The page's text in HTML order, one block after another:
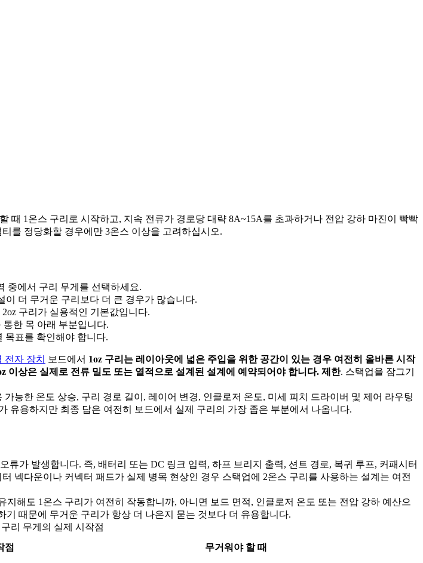
때 1온스 구리로 시작하고, 지속 전류가 경로당 대략 8A~15A를 초과하거나 전압 강하 마진이 빡빡
를 정당화할 경우에만 3온스 이상을 고려하십시오.
중에서 구리 무게를 선택하세요.
이 더 무거운 구리보다 더 큰 경우가 많습니다.
구리가 실용적인 기본값입니다.
한 목 아래 부분입니다.
목표를 확인해야 합니다.
전자 장치 보드에서 1oz 구리는 레이아웃에 넓은 주입을 위한 공간이 있는 경우 여전히 올바른 시작
이상은 실제로 전류 밀도 또는 열적으로 설계된 설계에 예약되어야 합니다. 제한. 스택업을 잠그기
능한 온도 상승, 구리 경로 길이, 레이어 변경, 인클로저 온도, 미세 피치 드라이버 및 제어 라우팅
유용하지만 최종 답은 여전히 ​​보드에서 실제 구리의 가장 좁은 부분에서 나옵니다.
가 발생합니다. 즉, 배터리 또는 DC 링크 입력, 하프 브리지 출력, 션트 경로, 복귀 루프, 커패시터
넥다운이나 커넥터 패드가 실제 병목 현상인 경우 스택업에 2온스 구리를 사용하는 설계는 여전
해도 1온스 구리가 여전히 작동합니까, 아니면 보드 면적, 인클로저 온도 또는 전압 강하 예산으
때문에 무거운 구리가 항상 더 나은지 묻는 것보다 더 유용합니다.
리 무게의 실제 시작점
점 무거워야 할 때